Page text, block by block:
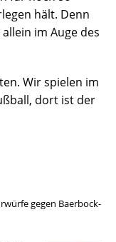
hält. Denn
im Auge des
Wir spielen im
dort ist der
gegen Baerbock-